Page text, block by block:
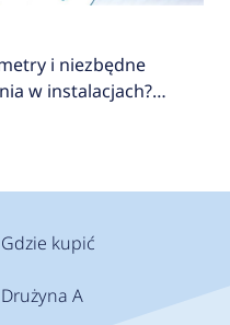
i niezbędne
w instalacjach?
Gdzie kupić
Drużyna A